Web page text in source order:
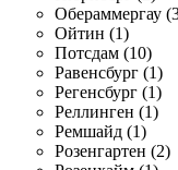
Обераммергау
Ойтин (1)
Потсдам (10)
Равенсбург (1)
Регенсбург (1)
Реллинген (1)
Ремшайд (1)
Розенгартен (2)